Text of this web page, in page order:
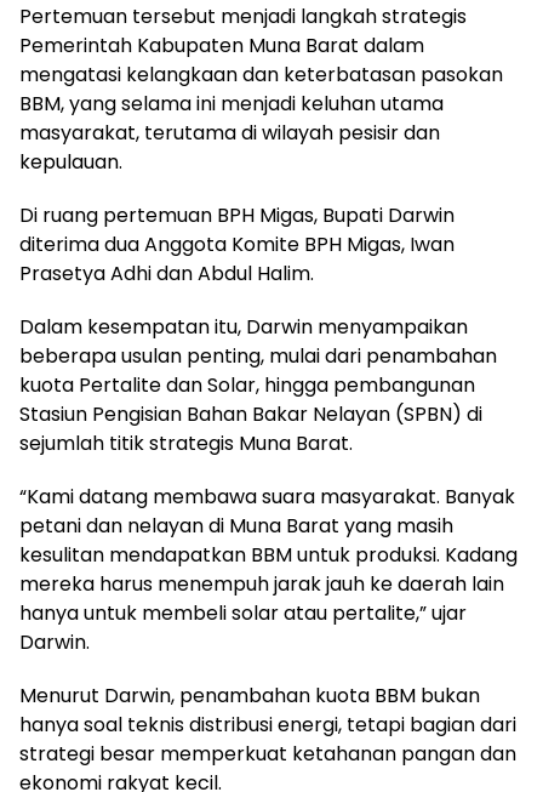
‎Pertemuan tersebut menjadi langkah strategis
Pemerintah Kabupaten Muna Barat dalam
mengatasi kelangkaan dan keterbatasan pasokan
BBM, yang selama ini menjadi keluhan utama
masyarakat, terutama di wilayah pesisir dan
kepulauan.
‎Di ruang pertemuan BPH Migas, Bupati Darwin
diterima dua Anggota Komite BPH Migas, Iwan
Prasetya Adhi dan Abdul Halim.
Dalam kesempatan itu, Darwin menyampaikan
beberapa usulan penting, mulai dari penambahan
kuota Pertalite dan Solar, hingga pembangunan
Stasiun Pengisian Bahan Bakar Nelayan (SPBN) di
sejumlah titik strategis Muna Barat.
‎“Kami datang membawa suara masyarakat. Banyak
petani dan nelayan di Muna Barat yang masih
kesulitan mendapatkan BBM untuk produksi. Kadang
mereka harus menempuh jarak jauh ke daerah lain
hanya untuk membeli solar atau pertalite,” ujar
Darwin.
‎Menurut Darwin, penambahan kuota BBM bukan
hanya soal teknis distribusi energi, tetapi bagian dari
strategi besar memperkuat ketahanan pangan dan
ekonomi rakyat kecil.